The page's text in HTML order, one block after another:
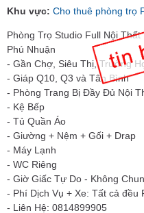
Khu vực: Cho thuê phòng trọ
Phòng Trọ Studio Full Nội
Phú Nhuận
- Gần Chợ, Siêu Thị, Trường
- Giáp Q10, Q3 và Tân Bình
- Phòng Trang Bị Đầy Đủ Nội
- Kệ Bếp
- Tủ Quần Áo
- Giường + Nệm + Gối + Drap
- Máy Lạnh
- WC Riêng
- Giờ Giấc Tự Do - Không
- Phí Dịch Vụ + Xe: Tất cả đều
- Liên Hệ: 0814899905